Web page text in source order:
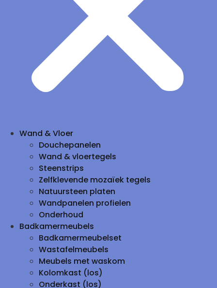
Wand & Vloer
Douchepanelen
Wand & vloertegels
Steenstrips
Zelfklevende mozaïek tegels
Natuursteen platen
Wandpanelen profielen
Onderhoud
Badkamermeubels
Badkamermeubelset
Wastafelmeubels
Meubels met waskom
Kolomkast (los)
Onderkast (los)